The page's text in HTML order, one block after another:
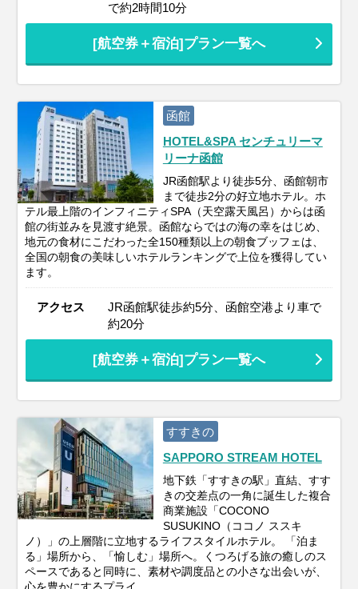
で約2時間10分
[航空券＋宿泊]プラン一覧へ
函館
HOTEL&SPA センチュリーマ
リーナ函館
JR函館駅より徒歩5分、函館朝市
まで徒歩2分の好立地ホテル。ホ
テル最上階のインフィニティSPA（天空露天風呂）からは函
館の街並みを見渡す絶景。函館ならではの海の幸をはじめ、
地元の食材にこだわった全150種類以上の朝食ブッフェは、
全国の朝食の美味しいホテルランキングで上位を獲得してい
ます。
アクセス
JR函館駅徒歩約5分、函館空港より車で
約20分
[航空券＋宿泊]プラン一覧へ
すすきの
SAPPORO STREAM HOTEL
地下鉄「すすきの駅」直結、すす
きの交差点の一角に誕生した複合
商業施設「COCONO
SUSUKINO（ココノ ススキ
ノ）」の上層階に立地するライフスタイルホテル。 「泊ま
る」場所から、「愉しむ」場所へ。くつろげる旅の癒しのス
ペースであると同時に、素材や調度品との小さな出会いが、
心を豊かにするプライ…